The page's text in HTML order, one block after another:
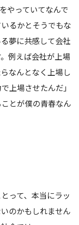
やっていてなんで
るかとそうでもな
夢に共感して会社
例えば会社が上場
なんとなく上場し
上場させたんだ」
とが僕の青春なん
って、本当にラッ
のかもしれません